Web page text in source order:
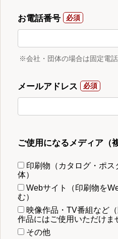
お電話番号
※会社・団体の場合は固定電話
メールアドレス
ご使用になるメディア（
印刷物（カタログ・ポ
体）
Webサイト（印刷物を
む）
映像作品・TV番組など
作品にはご使用いただけま
その他